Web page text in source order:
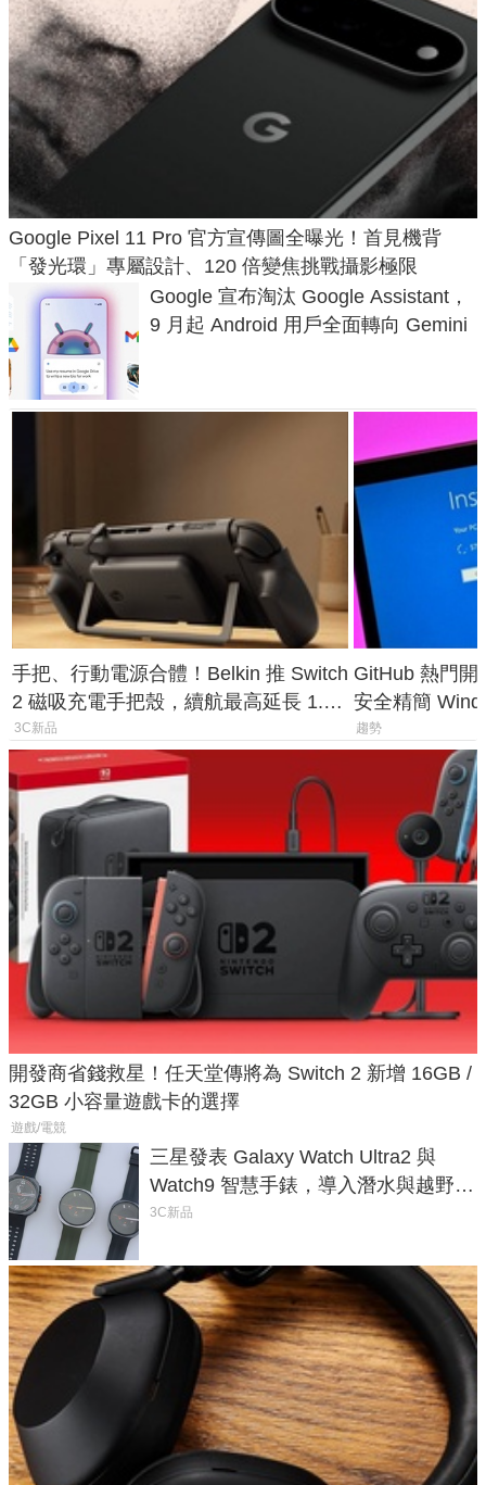
Google Pixel 11 Pro 官方宣傳圖全曝光！首見機背
「發光環」專屬設計、120 倍變焦挑戰攝影極限
Google 宣布淘汰 Google Assistant，
9 月起 Android 用戶全面轉向 Gemini
手把、行動電源合體！Belkin 推 Switch
2 磁吸充電手把殼，續航最高延長 1.5
倍
3C新品
GitHub 熱門開
安全精簡
後台追蹤
趨勢
開發商省錢救星！任天堂傳將為 Switch 2 新增 16GB /
32GB 小容量遊戲卡的選擇
遊戲/電競
三星發表 Galaxy Watch Ultra2 與
Watch9 智慧手錶，導入潛水與越野跑
導航功能
3C新品